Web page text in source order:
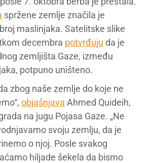
spržene zemlje značila je
maslinjaka. Satelitske slike
decembra potvrđuju da je
zemljišta Gaze, između
potpuno uništeno.
zbog naše zemlje do koje ne
objašnjava Ahmed Quideih,
na jugu Pojasa Gaze. „Ne
svoju zemlju, da je
o njoj. Posle svakog
hiljade šekela da bismo